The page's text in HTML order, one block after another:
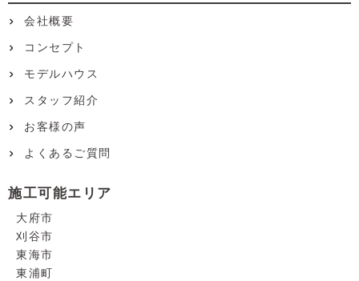
会社概要
コンセプト
モデルハウス
スタッフ紹介
お客様の声
よくあるご質問
施工可能エリア
大府市
刈谷市
東海市
東浦町